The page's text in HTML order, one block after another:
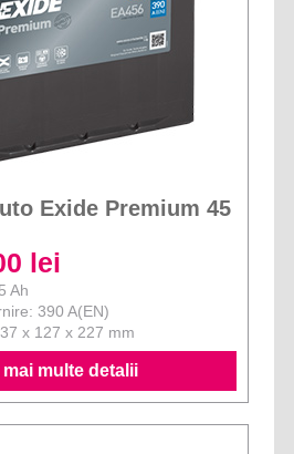
Exide Premium 45
lei
Ah
390 A(EN)
x 127 x 227 mm
mai multe detalii